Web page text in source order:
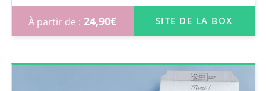
24,90€ SITE DE LA BOX